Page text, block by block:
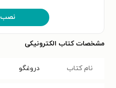
نصب
مشخصات کتاب الکترونیکی
نام کتاب دروغگو